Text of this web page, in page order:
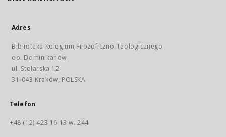
Adres
Biblioteka Kolegium Filozoficzno-Teologicznego
oo. Dominikanów
ul. Stolarska 12
31-043 Kraków, POLSKA
Telefon
+48 (12) 423 16 13 w. 244